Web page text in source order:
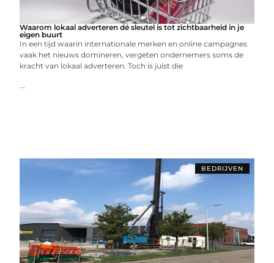
Waarom lokaal adverteren dé sleutel is tot zichtbaarheid in je
eigen buurt
In een tijd waarin internationale merken en online campagnes
vaak het nieuws domineren, vergeten ondernemers soms de
kracht van lokaal adverteren. Toch is juist die
...
BEDRIJVEN